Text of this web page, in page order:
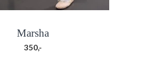
Marsha
350,-